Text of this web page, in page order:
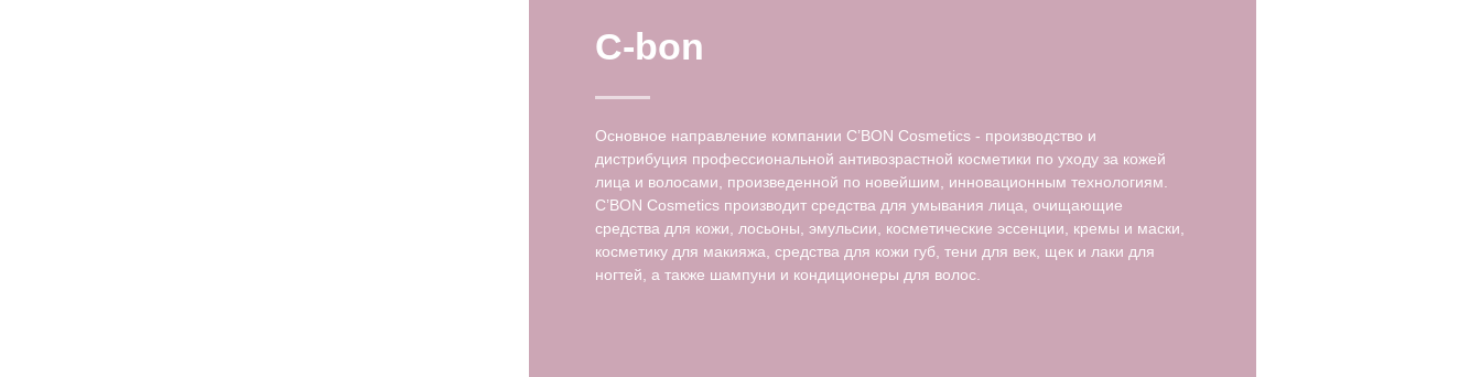
C-bon
Основное направление компании C’BON Cosmetics - производство и
дистрибуция профессиональной антивозрастной косметики по уходу за кожей
лица и волосами, произведенной по новейшим, инновационным технологиям.
C’BON Cosmetics производит средства для умывания лица, очищающие
средства для кожи, лосьоны, эмульсии, косметические эссенции, кремы и маски,
косметику для макияжа, средства для кожи губ, тени для век, щек и лаки для
ногтей, а также шампуни и кондиционеры для волос.